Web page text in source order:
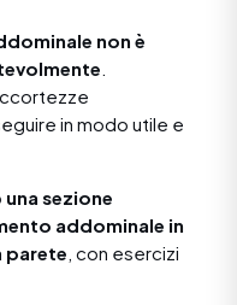
non è
in modo utile e
una sezione
addominale in
parete , con esercizi